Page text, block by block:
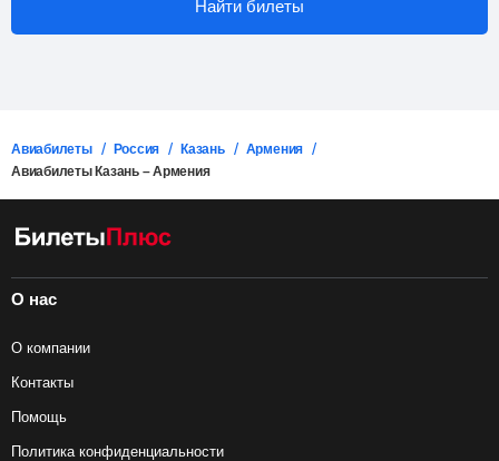
или напрямую в авиакомпании.
Найти билеты
Авиабилеты Россия Казань
Армения
Авиабилеты Казань – Армения
О нас
О компании
Контакты
Помощь
Политика конфиденциальности